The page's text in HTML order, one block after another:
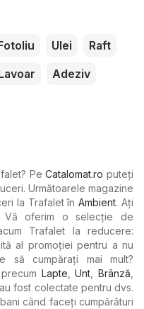
Ulei
Raft
Adeziv
PeCatalomat.ro puteți
Următoarele magazine
la Trafalet înAmbient. Ați
Vă oferim o selecție de
Trafalet la reducere:
al promoției pentru a nu
să cumpărați mai mult?
Lapte ,Unt Brânză
fost colectate pentru dvs.
când faceți cumpărături